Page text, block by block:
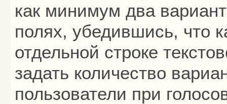
как минимум два
полях, убедившись, что
отдельной строке
задать количество
пользователи при